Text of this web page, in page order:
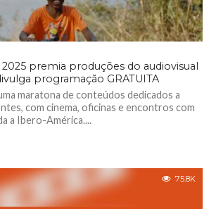
premia produções do audiovisual
programação GRATUITA
maratona de conteúdos dedicados a
com cinema, oficinas e encontros com
a Ibero-América....
75.8K